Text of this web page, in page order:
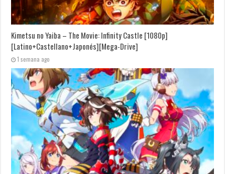
Kimetsu no Yaiba – The Movie: Infinity Castle [1080p]
[Latino+Castellano+Japonés][Mega-Drive]
1 semana ago